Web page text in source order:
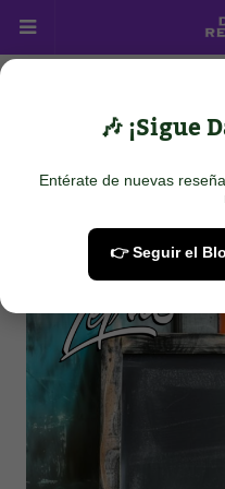
La Mala Letra
November 23, 2025
🎶 ¡Sigue
Entérate de nuevas
👉 Seguir el